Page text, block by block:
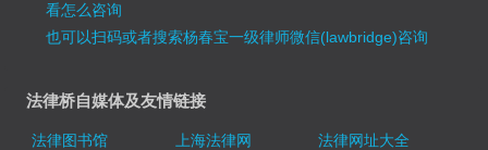
看怎么咨询
也可以扫码或者搜索杨春宝一级律师微信(lawbridge)咨询
法律桥自媒体及友情链接
法律图书馆 上海法律网
法律网址大全